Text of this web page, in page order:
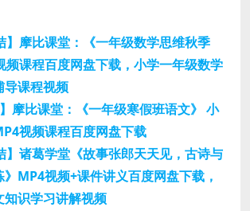
】摩比课堂：《一年级数学思维秋季
频课程百度网盘下载，小学一年级数学
导课程视频
】摩比课堂：《一年级寒假班语文》 小
视频课程百度网盘下载
】诸葛学堂《故事张郎天天见，古诗与
》MP4视频+课件讲义百度网盘下载，
知识学习讲解视频